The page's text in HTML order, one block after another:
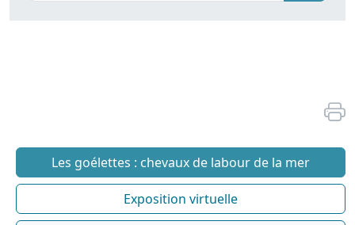
Les goélettes : chevaux de labour de la mer
Exposition virtuelle